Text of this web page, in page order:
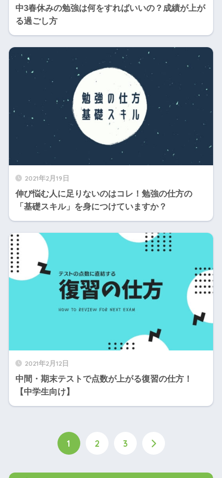
中3春休みの勉強は何をすればいいの？成績が上が
る過ごし方
2021年2月19日
伸び悩む人に足りないのはコレ！勉強の仕方の
「基礎スキル」を身につけていますか？
2021年2月12日
中間・期末テストで点数が上がる復習の仕方！
【中学生向け】
1 2 3